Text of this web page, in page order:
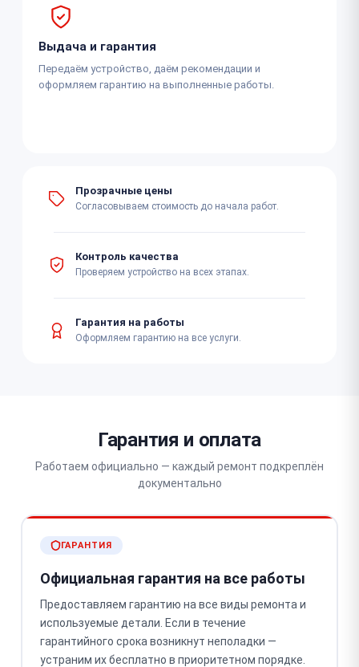
Выдача и гарантия
Передаём устройство, даём рекомендации и
оформляем гарантию на выполненные работы.
Прозрачные цены
Согласовываем стоимость до начала работ.
Контроль качества
Проверяем устройство на всех этапах.
Гарантия на работы
Оформляем гарантию на все услуги.
Гарантия и оплата
Работаем официально — каждый ремонт подкреплён
документально
ГАРАНТИЯ
Официальная гарантия на все работы
Предоставляем гарантию на все виды ремонта и
используемые детали. Если в течение
гарантийного срока возникнут неполадки —
устраним их бесплатно в приоритетном порядке.